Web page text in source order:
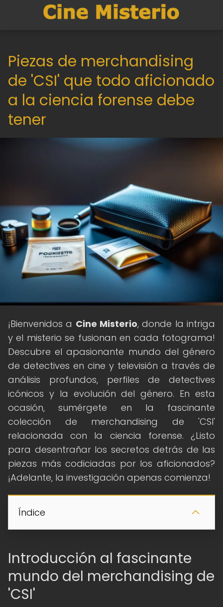
Piezas de merchandising
de 'CSI' que todo aficionado
a la ciencia forense debe
tener
¡Bienvenidos a Cine Misterio, donde la intriga
y el misterio se fusionan en cada fotograma!
Descubre el apasionante mundo del género
de detectives en cine y televisión a través de
análisis profundos, perfiles de detectives
icónicos y la evolución del género. En esta
ocasión, sumérgete en la fascinante
colección de merchandising de 'CSI'
relacionada con la ciencia forense. ¿Listo
para desentrañar los secretos detrás de las
piezas más codiciadas por los aficionados?
¡Adelante, la investigación apenas comienza!
Índice
Introducción al fascinante
mundo del merchandising de
'CSI'